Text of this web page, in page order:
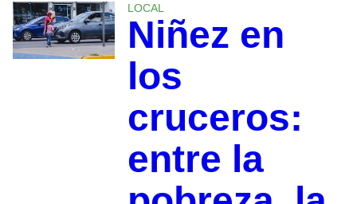
LOCAL
Niñez en
los
cruceros:
entre la